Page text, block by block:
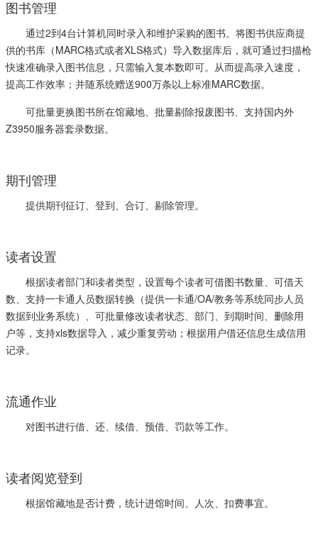
图书管理
通过2到4台计算机同时录入和维护采购的图书。将图书供应商提
供的书库（MARC格式或者XLS格式）导入数据库后，就可通过扫描枪
快速准确录入图书信息，只需输入复本数即可。从而提高录入速度，
提高工作效率；并随系统赠送900万条以上标准MARC数据。
可批量更换图书所在馆藏地、批量剔除报废图书、支持国内外
Z3950服务器套录数据。
期刊管理
提供期刊征订、登到、合订、剔除管理。
读者设置
根据读者部门和读者类型，设置每个读者可借图书数量、可借天
数、支持一卡通人员数据转换（提供一卡通/OA/教务等系统同步人员
数据到业务系统）、可批量修改读者状态、部门、到期时间、删除用
户等，支持xls数据导入，减少重复劳动；根据用户借还信息生成信用
记录。
流通作业
对图书进行借、还、续借、预借、罚款等工作。
读者阅览登到
根据馆藏地是否计费，统计进馆时间、人次、扣费事宜。